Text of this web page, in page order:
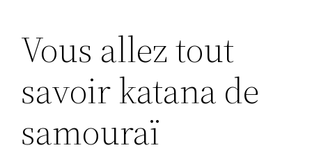
Vous allez tout
savoir katana de
samouraï